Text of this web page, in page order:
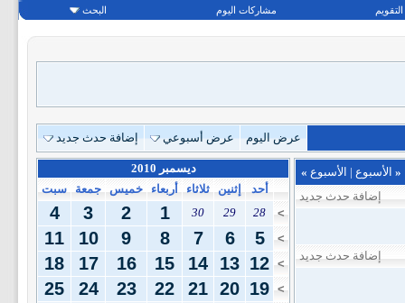
التقويم مشاركات اليوم البحث
عرض اليوم عرض أسبوعي إضافة حدث جديد
« الأسبوع | الأسبوع »
إضافة حدث جديد
إضافة حدث جديد
ديسمبر 2010
أحد
إثنين ثلاثاء أربعاء خميس جمعة
سبت
>
28
29
30
1
2
3
4
>
5
6
7
8
9
10
11
>
12
13
14
15
16
17
18
>
19
20
21
22
23
24
25